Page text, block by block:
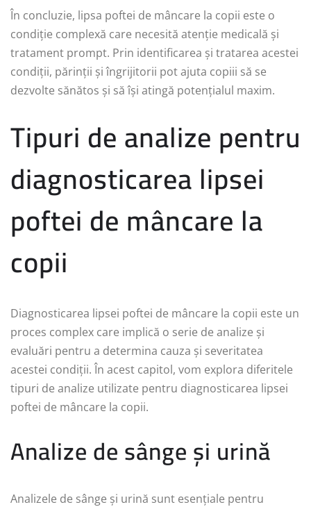
În concluzie, lipsa poftei de mâncare la copii este o
condiție complexă care necesită atenție medicală și
tratament prompt. Prin identificarea și tratarea acestei
condiții, părinții și îngrijitorii pot ajuta copiii să se
dezvolte sănătos și să își atingă potențialul maxim.
Tipuri de analize pentru
diagnosticarea lipsei
poftei de mâncare la
copii
Diagnosticarea lipsei poftei de mâncare la copii este un
proces complex care implică o serie de analize și
evaluări pentru a determina cauza și severitatea
acestei condiții. În acest capitol, vom explora diferitele
tipuri de analize utilizate pentru diagnosticarea lipsei
poftei de mâncare la copii.
Analize de sânge și urină
Analizele de sânge și urină sunt esențiale pentru